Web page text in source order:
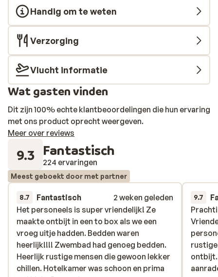
Handig om te weten
Verzorging
Vlucht informatie
Wat gasten vinden
Dit zijn 100% echte klantbeoordelingen die hun ervaring
met ons product oprecht weergeven.
Meer over reviews
9.3 Fantastisch
224 ervaringen
Meest geboekt door met partner
8.7 Fantastisch
2 weken geleden
Het personeels is super vriendelijk! Ze
maakte ontbijt in een to box als we een
vroeg uitje hadden. Bedden waren
heerlijk!!!! Zwembad had genoeg bedden.
Heerlijk rustige mensen die gewoon lekker
chillen. Hotelkamer was schoon en prima
Het personeels is super vriendelijk! Ze
maakte ontbijt in een to box als we een
vroeg uitje hadden. Bedden waren
heerlijk!!!! Zwembad had genoeg bedden.
Heerlijk rustige mensen die gewoon lekker
chillen. Hotelkamer was schoon en prima
9.7
ontbijt.
ontbijt.